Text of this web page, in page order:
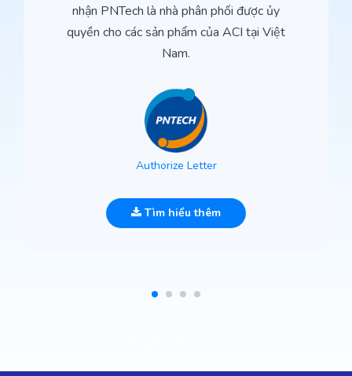
nhận PNTech là nhà phân phối được ủy
quyền cho các sản phẩm của ACI tại Việt
Nam.
Authorize Letter
Tìm hiểu thêm